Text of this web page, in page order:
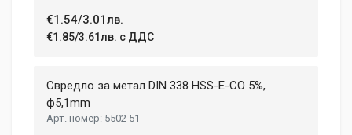
€1.54/3.01лв.
€1.85/3.61лв. с ДДС
Свредло за метал DIN 338 HSS-E-CO 5%,
ф5,1mm
5502 51